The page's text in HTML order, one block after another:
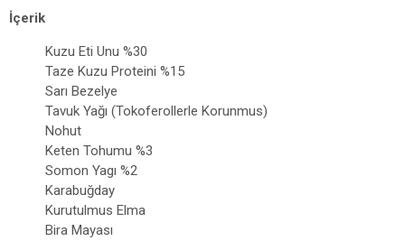
İçerik
Kuzu Eti Unu %30
Taze Kuzu Proteini %15
Sarı Bezelye
Tavuk Yağı (Tokoferollerle Korunmus)
Nohut
Keten Tohumu %3
Somon Yagı %2
Karabuğday
Kurutulmus Elma
Bira Mayası